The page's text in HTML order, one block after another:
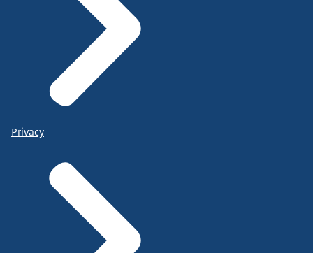
Privacy